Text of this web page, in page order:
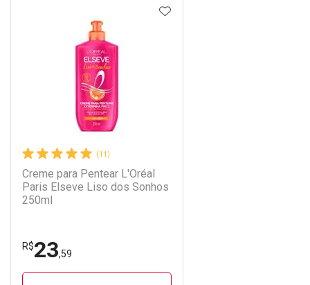
FECHAR
Laboratório
Ativar Desconto
FECHAR
Por Menos
AOS FAVORITOS
(11)
Creme para Pentear L'Oréal
Paris Elseve Liso dos Sonhos
250ml
R$23,59
ADICIONAR AOS